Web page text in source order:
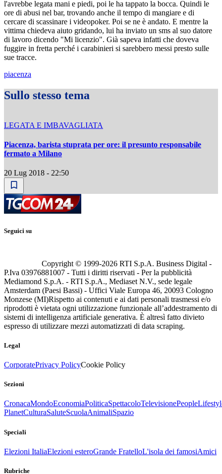
l'avrebbe legata mani e piedi, poi le ha tappato la bocca. Quindi le
ore di abusi nel bar, trovando anche il tempo di mangiare e di
cercare di scassinare i videopoker. Poi se ne è andato. E mentre la
vittima chiedeva aiuto gridando, lui ha inviato un sms al suo datore
di lavoro dicendo "Mi licenzio". Già sapeva infatti che doveva
fuggire in fretta perché i carabinieri si sarebbero messi presto sulle
sue tracce.
piacenza
Sullo stesso tema
LEGATA E IMBAVAGLIATA
Piacenza, barista stuprata per ore: il presunto responsabile
fermato a Milano
20 Lug 2018 - 22:50
Seguici su
Copyright © 1999-2026 RTI S.p.A. Business Digital -
P.Iva 03976881007 - Tutti i diritti riservati - Per la pubblicità
Mediamond S.p.A. - RTI S.p.A., Mediaset N.V., sede legale
Amsterdam (Paesi Bassi) - Uffici Viale Europa 46, 20093 Cologno
Monzese (MI)Rispetto ai contenuti e ai dati personali trasmessi e/o
riprodotti è vietata ogni utilizzazione funzionale all’addestramento di
sistemi di intelligenza artificiale generativa. È altresì fatto divieto
espresso di utilizzare mezzi automatizzati di data scraping.
Legal
CorporatePrivacy PolicyCookie Policy
Sezioni
CronacaMondoEconomiaPoliticaSpettacoloTelevisionePeople
PlanetCulturaSaluteScuolaAnimaliSpazio
Speciali
Elezioni ItaliaElezioni esteroGrande FratelloL'isola dei famosiAmici
Rubriche